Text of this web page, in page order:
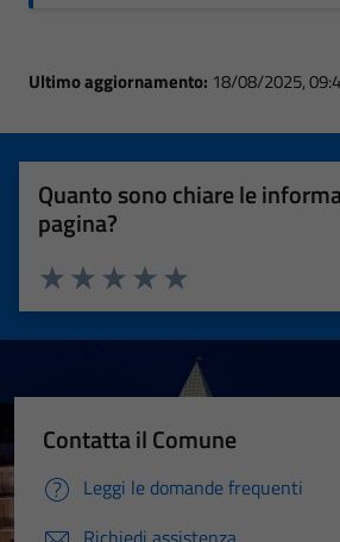
Ultimo aggiornamento: 18/08/2025,
Quanto sono chiare le
pagina?
Valuta 5 stelle su 5
Valuta 4 stelle su 5
Valuta 3 stelle su 5
Valuta 2 stelle su 5
Valuta 1 stelle su 5
Contatta il Comune
Leggi le domande frequenti